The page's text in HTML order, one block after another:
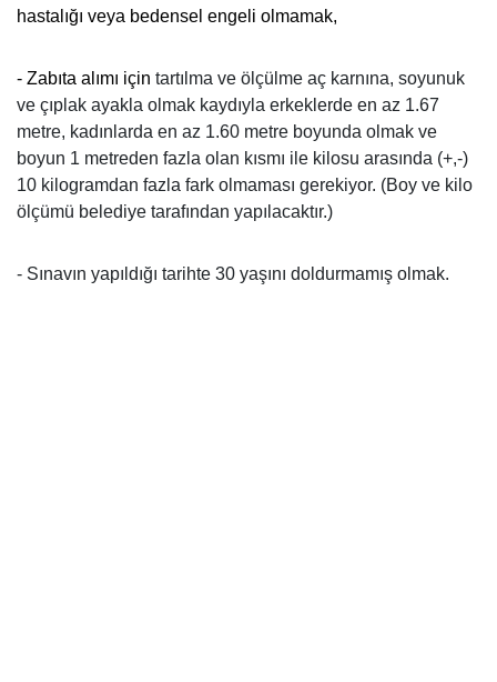
hastalığı veya bedensel engeli olmamak,
- Zabıta alımı için tartılma ve ölçülme aç karnına, soyunuk
ve çıplak ayakla olmak kaydıyla erkeklerde en az 1.67
metre, kadınlarda en az 1.60 metre boyunda olmak ve
boyun 1 metreden fazla olan kısmı ile kilosu arasında (+,-)
10 kilogramdan fazla fark olmaması gerekiyor. (Boy ve kilo
ölçümü belediye tarafından yapılacaktır.)
- Sınavın yapıldığı tarihte 30 yaşını doldurmamış olmak.